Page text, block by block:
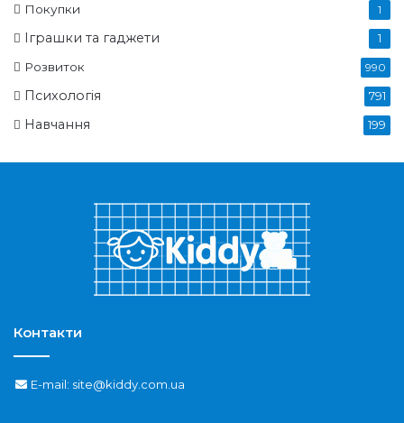
Покупки 1
Іграшки та гаджети 1
Розвиток 990
Психологія 791
Навчання 199
Контакти
E-mail: site@kiddy.com.ua